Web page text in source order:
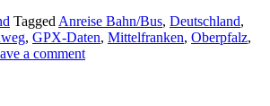
Tagged Anreise Bahn/Bus, Deutschland,
, GPX-Daten, Mittelfranken, Oberpfalz,
a comment